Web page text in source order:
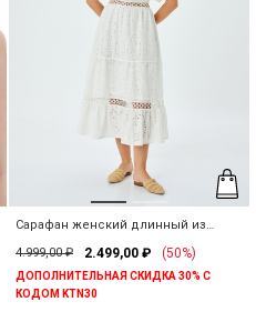
Сарафан женский длинный из
4.999,00 ₽ 2.499,00 ₽ (50%)
ДОПОЛНИТЕЛЬНАЯ СКИДКА 30% С
КОДОМ KTN30